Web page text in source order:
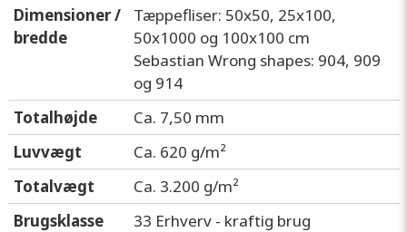
Dimensioner /
bredde
Tæppefliser: 50x50, 25x100,
50x1000 og 100x100 cm
Sebastian Wrong shapes: 904, 909
og 914
Totalhøjde
Ca. 7,50 mm
Luvvægt
Ca. 620 g/m²
Totalvægt
Ca. 3.200 g/m²
Brugsklasse
33 Erhverv - kraftig brug